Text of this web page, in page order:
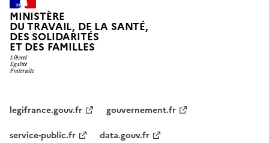
MINISTÈRE
DU TRAVAIL, DE LA SANTÉ,
DES SOLIDARITÉS
ET DES FAMILLES
legifrance.gouv.fr
gouvernement.fr
service-public.fr
data.gouv.fr